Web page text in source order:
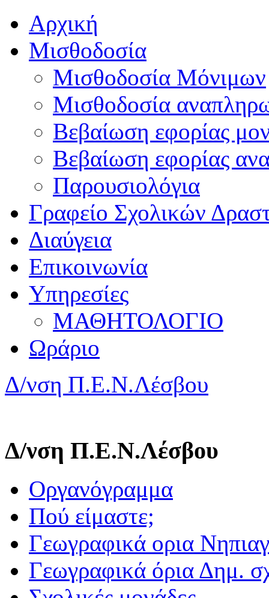
Αρχική
Μισθοδοσία
Μισθοδοσία Μόνιμων
Μισθοδοσία
Βεβαίωση εφορίας
Βεβαίωση εφορίας
Παρουσιολόγια
Γραφείο Σχολικών
Διαύγεια
Επικοινωνία
Υπηρεσίες
ΜΑΘΗΤΟΛΟΓΙΟ
Ωράριο
Δ/νση Π.Ε.Ν.Λέσβου
Δ/νση Π.Ε.Ν.Λέσβου
Οργανόγραμμα
Πού είμαστε;
Γεωγραφικά ορια
Γεωγραφικά όρια Δημ.